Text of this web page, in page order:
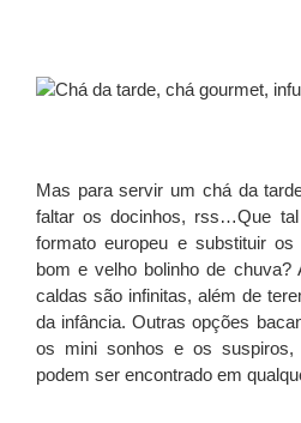
Mas para servir um chá da
faltar os docinhos, rss…Que
formato europeu e substituir
bom e velho bolinho de
caldas são infinitas, além de
da infância. Outras opções
os mini sonhos e os suspiros,
podem ser encontrado em